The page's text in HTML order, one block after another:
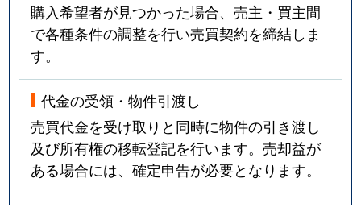
購入希望者が見つかった場合、売主・買主間
で各種条件の調整を行い売買契約を締結しま
す。
代金の受領・物件引渡し
売買代金を受け取りと同時に物件の引き渡し
及び所有権の移転登記を行います。売却益が
ある場合には、確定申告が必要となります。